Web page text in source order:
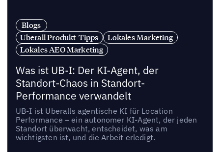
Blogs
Uberall Produkt-Tipps
Lokales Marketing
Lokales AEO Marketing
Was ist UB-I: Der KI-Agent, der
Standort-Chaos in Standort-
Performance verwandelt
UB-I ist Uberalls agentische KI für Location
Performance – ein autonomer KI-Agent, der jeden
Standort überwacht, entscheidet, was am
wichtigsten ist, und die Arbeit erledigt.